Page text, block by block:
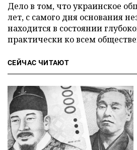
Дело в том, что украинское
лет, с самого дня основания
находится в состоянии
практически ко всем
СЕЙЧАС ЧИТАЮТ